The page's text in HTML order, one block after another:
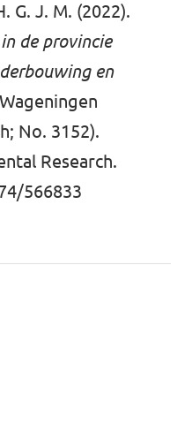
G. J. M. (2022).
de provincie
en
No. 3152).
Research.
566833